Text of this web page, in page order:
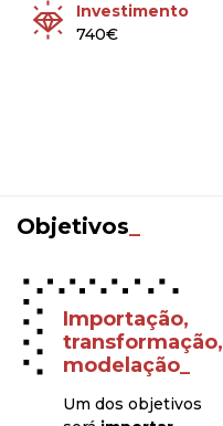
Investimento
740€
Objetivos
Importação,
transformação,
modelação_
Um dos objetivos